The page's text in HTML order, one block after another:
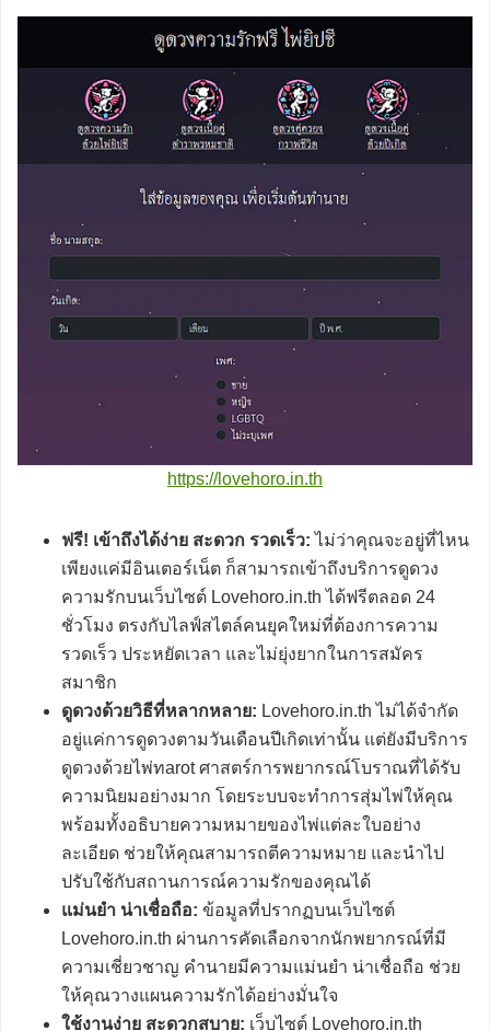
https://lovehoro.in.th
ฟรี! เข้าถึงได้ง่าย สะดวก รวดเร็ว: ไม่ว่าคุณจะอยู่ที่ไหน
เพียงแค่มีอินเตอร์เน็ต ก็สามารถเข้าถึงบริการดูดวง
ความรักบนเว็บไซต์ Lovehoro.in.th ได้ฟรีตลอด 24
ชั่วโมง ตรงกับไลฟ์สไตล์คนยุคใหม่ที่ต้องการความ
รวดเร็ว ประหยัดเวลา และไม่ยุ่งยากในการสมัคร
สมาชิก
ดูดวงด้วยวิธีที่หลากหลาย: Lovehoro.in.th ไม่ได้จำกัด
อยู่แค่การดูดวงตามวันเดือนปีเกิดเท่านั้น แต่ยังมีบริการ
ดูดวงด้วยไพ่ทarot ศาสตร์การพยากรณ์โบราณที่ได้รับ
ความนิยมอย่างมาก โดยระบบจะทำการสุ่มไพ่ให้คุณ
พร้อมทั้งอธิบายความหมายของไพ่แต่ละใบอย่าง
ละเอียด ช่วยให้คุณสามารถตีความหมาย และนำไป
ปรับใช้กับสถานการณ์ความรักของคุณได้
แม่นยำ น่าเชื่อถือ: ข้อมูลที่ปรากฏบนเว็บไซต์
Lovehoro.in.th ผ่านการคัดเลือกจากนักพยากรณ์ที่มี
ความเชี่ยวชาญ คำนายมีความแม่นยำ น่าเชื่อถือ ช่วย
ให้คุณวางแผนความรักได้อย่างมั่นใจ
ใช้งานง่าย สะดวกสบาย: เว็บไซต์ Lovehoro.in.th